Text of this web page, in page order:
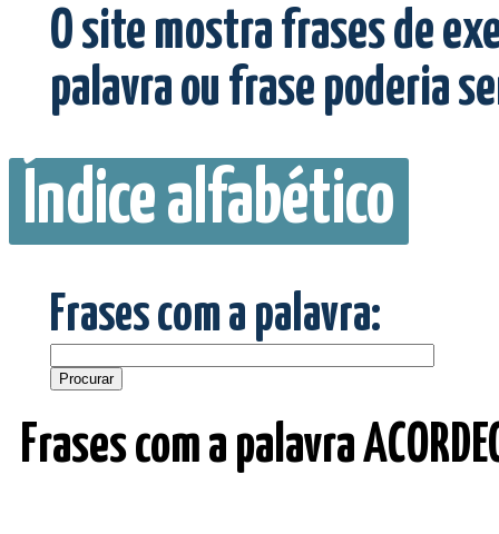
O site mostra frases de
palavra ou frase poderia
Índice alfabético
Frases com a palavra:
Frases com a palavra